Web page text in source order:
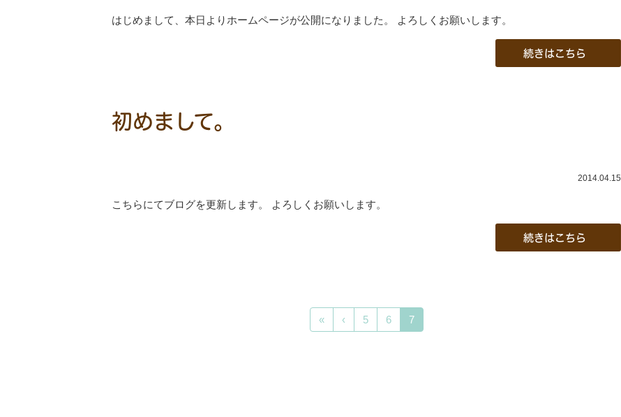
はじめまして、本日よりホームページが公開になりました。 よろしくお願いします。
続きはこちら
初めまして。
2014.04.15
こちらにてブログを更新します。 よろしくお願いします。
続きはこちら
« ‹ 5 6 7